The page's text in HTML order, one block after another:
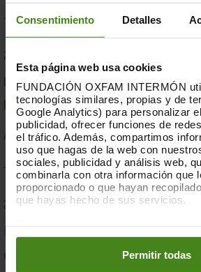
Consentimiento Detalles
Esta página web usa cookies
FUNDACIÓN OXFAM INTERMÓN
tecnologías similares, propias y de
Google Analytics) para personalizar
publicidad, ofrecer funciones de
el tráfico. Además, compartimos
uso que hagas de la web con
sociales, publicidad y análisis web,
combinarla con otra información que
proporcionado o que hayan
que hayas hecho de sus servicios.
preferencias accediendo a nuestra
en los botones facilitados aPermitir todas
23.07.2019
Compromesos o complaents:
la crisi per sequera a la Banya
Acció Humanitària-Resiliència i Mitjans de
28.03.2019
desigualtat a Espanya